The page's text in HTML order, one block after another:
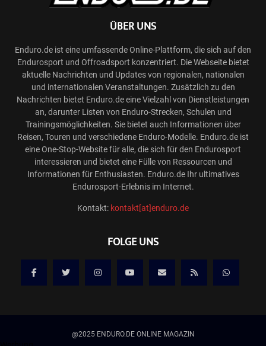
ÜBER UNS
Enduro.de ist eine umfassende Online-Plattform, die sich auf den
Endurosport und Offroadsport konzentriert. Die Webseite bietet
aktuelle Nachrichten und Updates von regionalen, nationalen
und internationalen Veranstaltungen. Zusätzlich zu den
Nachrichten bietet Enduro.de eine Vielzahl von Dienstleistungen
an, darunter Listen von Enduro-Strecken, Schulen und
Trainingsmöglichkeiten. Sie bietet auch Informationen über
Reisen, Touren und verschiedene Enduro-Modelle. Enduro.de ist
eine One-Stop-Website für alle, die sich für den Endurosport
interessieren und bietet eine Fülle von Ressourcen und
Informationen für Enthusiasten. Enduro.de Ihr ultimatives
Endurosport-Erlebnis im Internet.
Kontakt: kontakt[at]enduro.de
FOLGE UNS
@2025 ENDURO.DE ONLINE MAGAZIN